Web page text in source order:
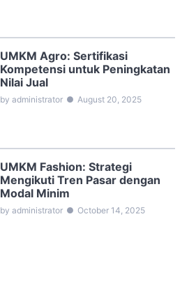
UMKM Agro: Sertifikasi
Kompetensi untuk Peningkatan
Nilai Jual
by administrator ● August 20, 2025
UMKM Fashion: Strategi
Mengikuti Tren Pasar dengan
Modal Minim
by administrator ● October 14, 2025